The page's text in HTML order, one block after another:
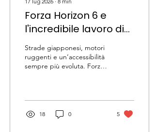
Forza Horizon 6 e
l'incredibile lavoro di
Playground Games
sull'accessibilità
Strade giapponesi, motori
ruggenti e un’accessibilità
sempre più evoluta. Forza
Levante, ma anche un
nuovo punto di riferimento
per il gaming inclusivo.
18 0 5